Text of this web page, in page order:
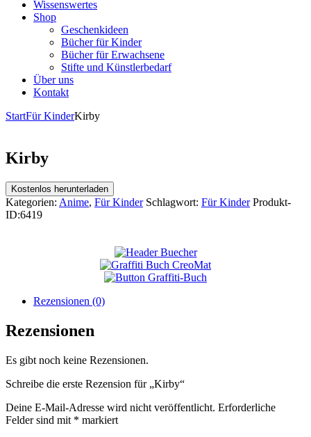
Wissenswertes
Shop
Geschenkideen
Bücher für Kinder
Bücher für Erwachsene
Stifte und Künstlerbedarf
Über uns
Kontakt
StartFür KinderKirby
Kirby
Kostenlos herunterladen
Kategorien: Anime, Für Kinder Schlagwort: Für Kinder Produkt-
ID:6419
Rezensionen (0)
Rezensionen
Es gibt noch keine Rezensionen.
Schreibe die erste Rezension für „Kirby“
Deine E-Mail-Adresse wird nicht veröffentlicht. Erforderliche
Felder sind mit * markiert